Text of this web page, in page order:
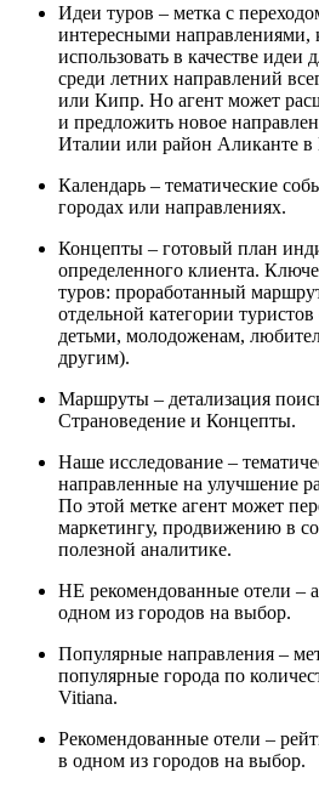
Идеи туров – метка с
интересными направлениями,
использовать в качестве
среди летних направлений
или Кипр. Но агент может
и предложить новое
Италии или район Аликанте
Календарь – тематические
городах или направлениях.
Концепты – готовый план
определенного клиента.
туров: проработанный
отдельной категории
детьми, молодоженам,
другим).
Маршруты – детализация
Страноведение и Концепты.
Наше исследование –
направленные на улучшение
По этой метке агент может
маркетингу, продвижению в
полезной аналитике.
НЕ рекомендованные отели –
одном из городов на выбор.
Популярные направления –
популярные города по
Vitiana.
Рекомендованные отели –
в одном из городов на выбор.